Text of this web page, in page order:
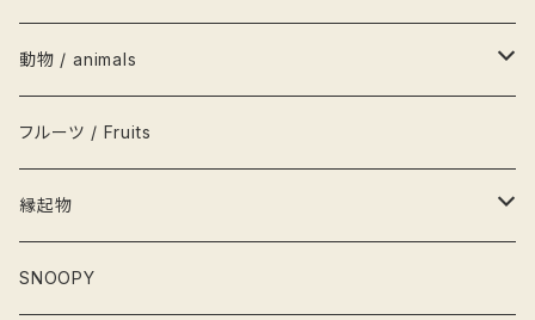
茶碗
栓抜き
水筒
灰皿
栞
カード
かるた
輪投げ
こけし
フィギュア
動物 / animals
ペンギン
犬
猫
フルーツ / Fruits
縁起物
お雛さま
SNOOPY